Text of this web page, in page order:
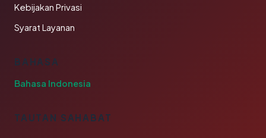
Kebijakan Privasi
Syarat Layanan
BAHASA
Bahasa Indonesia
TAUTAN SAHABAT